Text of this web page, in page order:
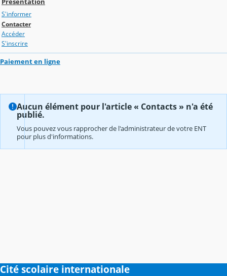
S'informer
Contacter
Accéder
S'inscrire
Paiement en ligne
Aucun élément pour l'article « Contacts » n'a été
publié.
Vous pouvez vous rapprocher de l'administrateur de votre ENT
pour plus d'informations.
Cité scolaire internationale